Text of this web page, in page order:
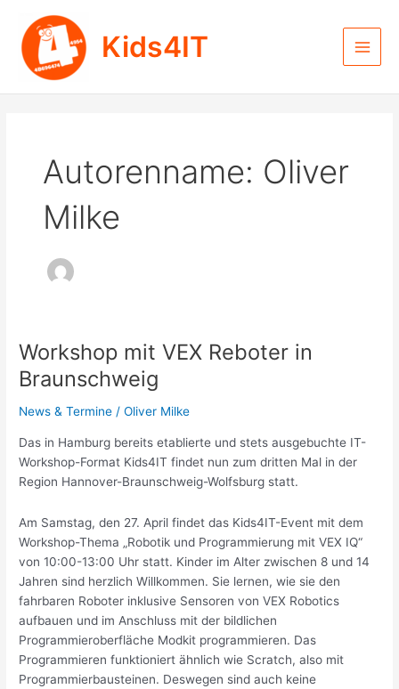
Inhalt
springen
Kids4IT
Main
Autorenname: Oliver
Milke
Workshop mit VEX Reboter in
Braunschweig
News & Termine /Oliver Milke
Das in Hamburg bereits etablierte und stets ausgebuchte IT-
Workshop-Format Kids4IT findet nun zum dritten Mal in der
Region Hannover-Braunschweig-Wolfsburg statt.
Am Samstag, den 27. April findet das Kids4IT-Event mit dem
Workshop-Thema „Robotik und Programmierung mit VEX IQ“
von 10:00-13:00 Uhr statt. Kinder im Alter zwischen 8 und 14
Jahren sind herzlich Willkommen. Sie lernen, wie sie den
fahrbaren Roboter inklusive Sensoren von VEX Robotics
aufbauen und im Anschluss mit der bildlichen
Programmieroberfläche Modkit programmieren. Das
Programmieren funktioniert ähnlich wie Scratch, also mit
Programmierbausteinen. Deswegen sind auch keine